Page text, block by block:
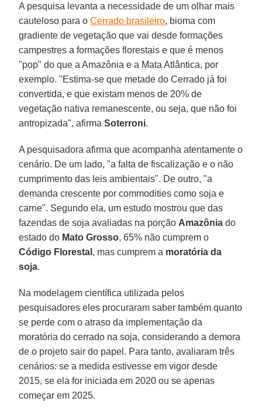
A pesquisa levanta a necessidade de um olhar mais
cauteloso para oCerrado brasileiro, bioma com
gradiente de vegetação que vai desde formações
campestres a formações florestais e que é menos
"pop" do que a Amazônia e a Mata Atlântica, por
exemplo. "Estima-se que metade do Cerrado já foi
convertida, e que existam menos de 20% de
vegetação nativa remanescente, ou seja, que não foi
antropizada", afirmaSoterroni.
A pesquisadora afirma que acompanha atentamente o
cenário. De um lado, "a falta de fiscalização e o não
cumprimento das leis ambientais". De outro, "a
demanda crescente por commodities como soja e
carne". Segundo ela, um estudo mostrou que das
fazendas de soja avaliadas na porção Amazônia do
estado do Mato Grosso, 65% não cumprem o
Código Florestal , mas cumprem a moratória da
soja.
Na modelagem científica utilizada pelos
pesquisadores eles procuraram saber também quanto
se perde com o atraso da implementação da
moratória do cerrado na soja, considerando a demora
de o projeto sair do papel. Para tanto, avaliaram três
cenários: se a medida estivesse em vigor desde
2015, se ela for iniciada em 2020 ou se apenas
começar em 2025.